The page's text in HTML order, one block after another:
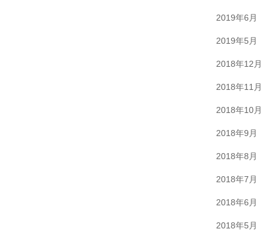
2019年6月
2019年5月
2018年12月
2018年11月
2018年10月
2018年9月
2018年8月
2018年7月
2018年6月
2018年5月